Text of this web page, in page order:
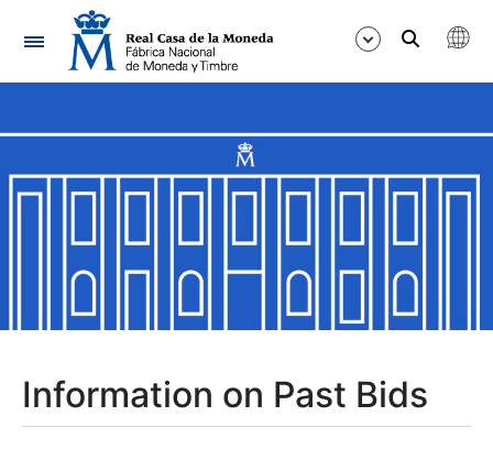
Navigation
Show/Hide
Show/Hide
Show/Hide
Information on Past Bids